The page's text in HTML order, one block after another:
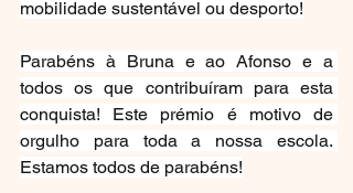
mobilidade sustentável ou desporto!
Parabéns à Bruna e ao Afonso e a
todos os que contribuíram para esta
conquista! Este prémio é motivo de
orgulho para toda a nossa escola.
Estamos todos de parabéns!